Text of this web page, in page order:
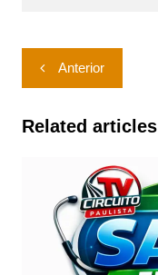
Navegação
de
Post
Anterior
Related articles